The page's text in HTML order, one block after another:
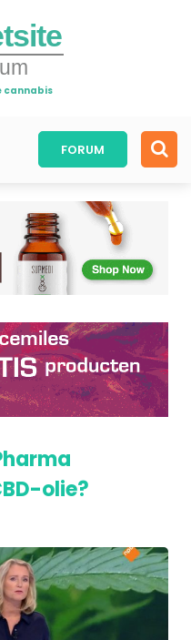
cannabis
FORUM
olie?